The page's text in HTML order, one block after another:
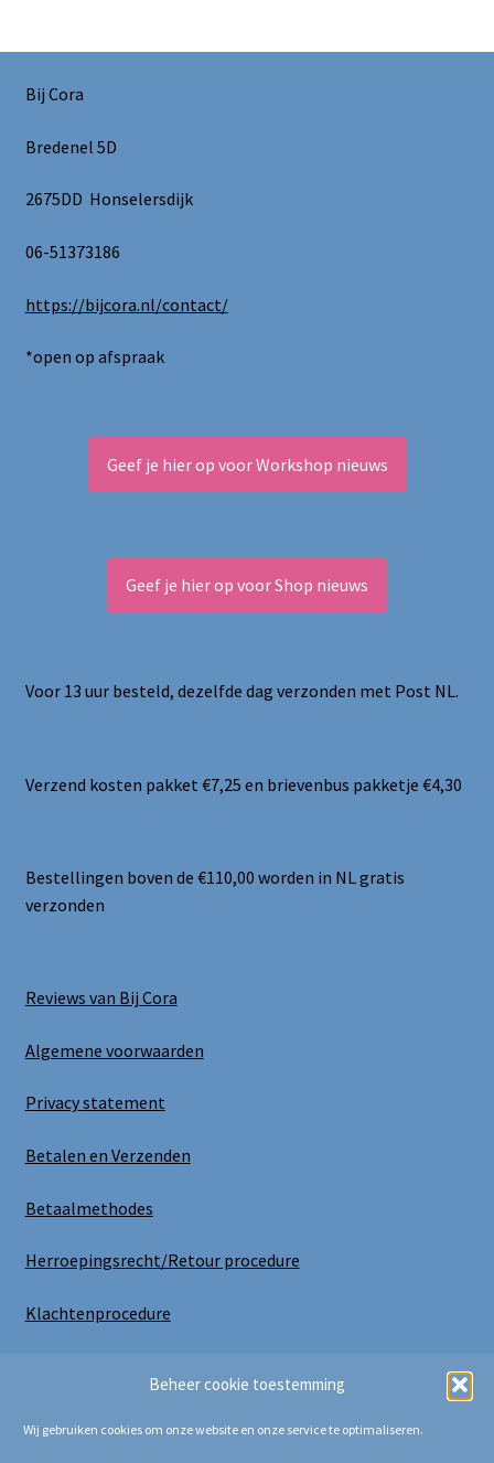
Beheer cookie toestemming
Wij gebruiken cookies om onze website en onze service te optimaliseren.
Bij Cora
Bredenel 5D
2675DD Honselersdijk
06-51373186
https://bijcora.nl/contact/
*open op afspraak
Geef je hier op voor Workshop nieuws
Geef je hier op voor Shop nieuws
Voor 13 uur besteld, dezelfde dag verzonden met Post NL.
Verzend kosten pakket €7,25 en brievenbus pakketje €4,30
Bestellingen boven de €110,00 worden in NL gratis
verzonden
Reviews van Bij Cora
Algemene voorwaarden
Privacy statement
Betalen en Verzenden
Betaalmethodes
Herroepingsrecht/Retour procedure
Klachtenprocedure